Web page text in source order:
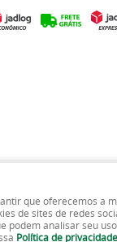
POR
que oferecemos a
de sites de redes
podem analisar seu
Política de privacidade